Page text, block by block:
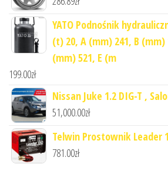
YATO Podnośnik
(t) 20, A (mm) 241, B (mm)
(mm) 521, E (m
199.00zł
Nissan Juke 1.2 DIG-T ,
51,000.00zł
Telwin Prostownik Leader
781.00zł